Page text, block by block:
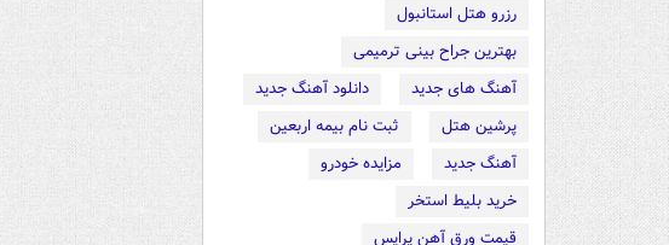
رزرو هتل استانبول
بهترین جراح بینی ترمیمی
آهنگ های جدید
دانلود آهنگ جدید
پرشین هتل
ثبت نام بیمه اربعین
آهنگ جدید
مزایده خودرو
خرید بلیط استخر
قیمت ورق آهن پرایس